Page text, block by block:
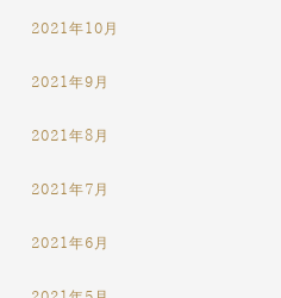
2021年10月
2021年9月
2021年8月
2021年7月
2021年6月